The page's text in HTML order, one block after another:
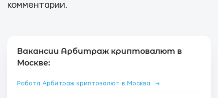
комментарии.
Вакансии Арбитраж криптовалют в
Москве:
Работа Арбитраж криптовалют в Москва →